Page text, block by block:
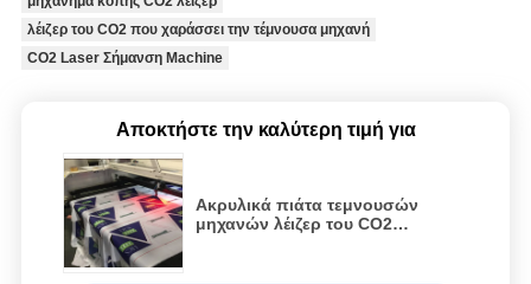
λέιζερ του CO2 που χαράσσει την τέμνουσα μηχανή
CO2 Laser Σήμανση Machine
Αποκτήστε την καλύτερη τιμή για
Ακρυλικά πιάτα τεμνουσών
μηχανών λέιζερ του CO2